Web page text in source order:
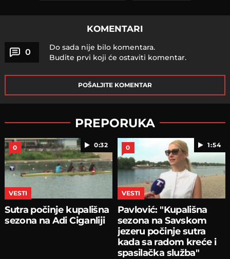
KOMENTARI
0
Do sada nije bilo komentara.
Budite prvi koji će ostaviti komentar.
POŠALJITE KOMENTAR
PREPORUKA
0:32
0
VESTI
Sutra počinje kupališna
sezona na Adi Ciganliji
1:54
0
VESTI
Pavlović: "Kupališna
sezona na Savskom
jezeru počinje sutra
kada sa radom kreće i
spasilačka služba"